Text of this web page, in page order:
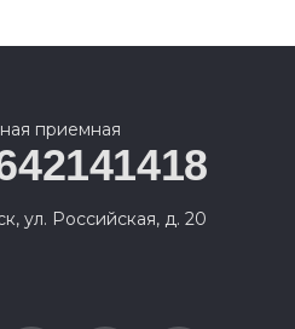
приемная
ул. Российская, д. 20